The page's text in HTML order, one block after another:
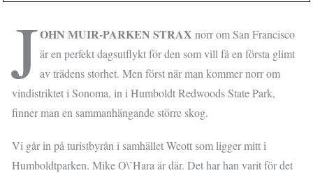
JOHN MUIR-PARKEN STRAX norr om San Francisco
är en perfekt dagsutflykt för den som vill få en första glimt
av trädens storhet. Men först när man kommer norr om
vindistriktet i Sonoma, in i Humboldt Redwoods State Park,
finner man en sammanhängande större skog.
Vi går in på turistbyrån i samhället Weott som ligger mitt i
Humboldtparken. Mike O\’Hara är där. Det har han varit för det